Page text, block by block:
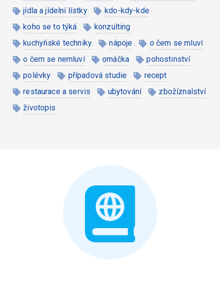
jídla a jídelní lístky
kdo-kdy-kde
koho se to týká
konzulting
kuchyňské techniky
nápoje
o čem se mluví
o čem se nemluví
omáčka
pohostinství
polévky
případová studie
recept
restaurace a servis
ubytování
zbožíznalství
životopis